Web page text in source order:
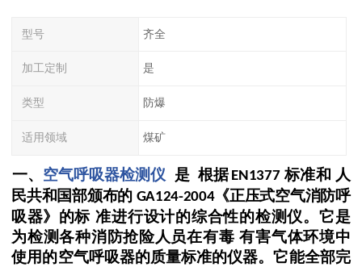
型号 齐全
加工定制 是
类型 防爆
适用领域 煤矿
一、 空气呼吸器检测仪 是 根据 EN1377 标准和 人
民共和国部颁布的 GA124-2004《正压式空气消防呼
吸器》的标 准进行设计的综合性的检测仪。它是
为检测各种消防抢险人员在有毒 有害气体环境中
使用的空气呼吸器的质量标准的仪器。它能全部完